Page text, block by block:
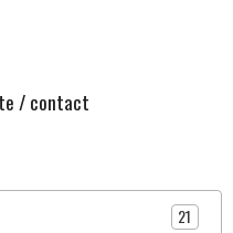
/ contact
21